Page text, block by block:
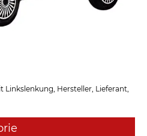
Linkslenkung, Hersteller, Lieferant,